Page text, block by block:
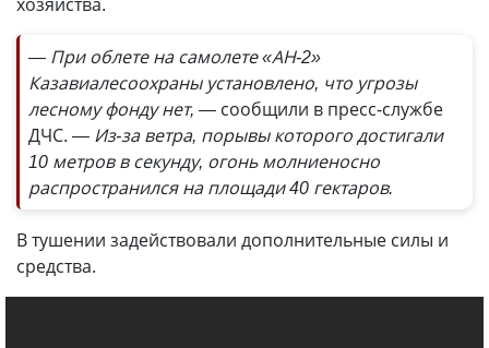
— При облете на самолете «АН-2»
Казавиалесоохраны установлено, что угрозы
лесному фонду нет, — сообщили в пресс-службе
ДЧС. — Из-за ветра, порывы которого достигали
10 метров в секунду, огонь молниеносно
распространился на площади 40 гектаров.
В тушении задействовали дополнительные силы и
средства.